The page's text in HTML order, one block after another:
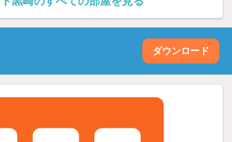
ダウンロード